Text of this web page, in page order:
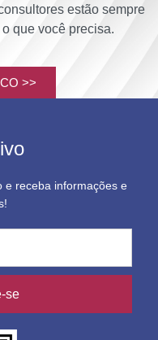
estão sempre
que você precisa.
>>
e receba informações e
se